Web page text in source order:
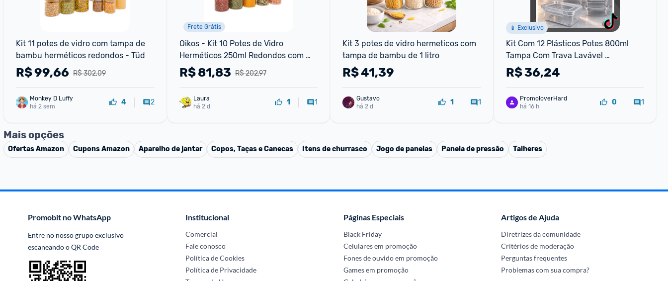
Kit 11 potes de vidro com tampa de
bambu herméticos redondos - Tüd
R$ 302,09
R$99,66
Monkey D Luffy
há 2 sem
4 2
Frete Grátis
Oikos - Kit 10 Potes de Vidro
Herméticos 250ml Redondos com
Tampa Bambu | Borossilicato,
vedação em silicone, BPA Free,
mantimentos, empilháveis,
R$ 202,97
R$81,83
Laura
há 2 d
1 1
Kit 3 potes de vidro hermeticos com
tampa de bambu de 1 litro
R$41,39
Gustavo
há 2 d
1 1
📱 Exclusivo
Kit Com 12 Plásticos Potes 800ml
Tampa Com Trava Lavável
Microondas Freezer Marmita Fitness
Durável BPAFree
R$36,24
PromoloverHard
há 16 h
0 1
Mais opções
OfertasAmazon CuponsAmazon Aparelho de jantar Copos, Taças e Canecas Itens de churrasco Jogo de panelas Panela de pressão Talheres
Promobit no WhatsApp
Entre no nosso grupo exclusivo
escaneando o QR Code
Institucional
Comercial
Fale conosco
Política de Cookies
Política de Privacidade
Páginas Especiais
Black Friday
Celulares em promoção
Fones de ouvido em promoção
Games em promoção
Artigos de Ajuda
Diretrizes da comunidade
Critérios de moderação
Perguntas frequentes
Problemas com sua compra?